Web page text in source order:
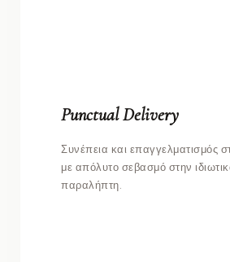
Punctual Delivery
Συνέπεια και επαγγελματισμός
με απόλυτο σεβασμό στην
παραλήπτη.